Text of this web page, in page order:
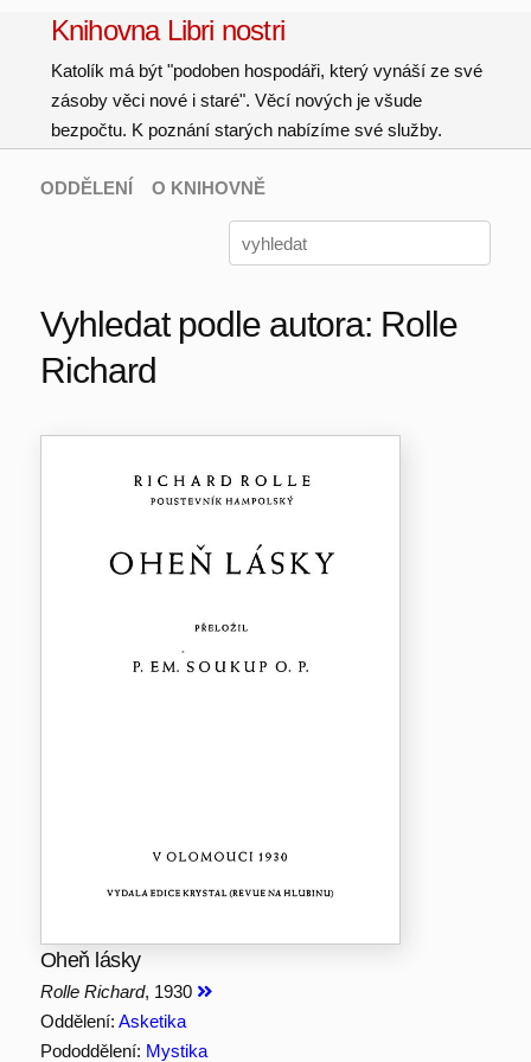
Knihovna Libri nostri
Katolík má být "podoben hospodáři, který vynáší ze své
zásoby věci nové i staré". Věcí nových je všude
bezpočtu. K poznání starých nabízíme své služby.
ODDĚLENÍ O KNIHOVNĚ
Vyhledat podle autora: Rolle
Richard
Oheň lásky
Rolle Richard, 1930
Oddělení: Asketika
Pododdělení: Mystika